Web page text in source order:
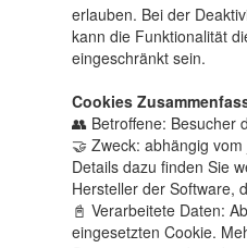
erlauben. Bei der
kann die Funktionalität
eingeschränkt sein.
Cookies
👥 Betroffene: Besucher
🤝 Zweck: abhängig
Details dazu finden Sie
Hersteller der Software,
📓 Verarbeitete Daten:
eingesetzten Cookie.